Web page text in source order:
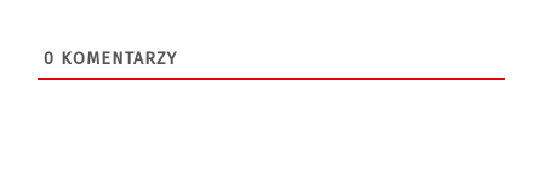
0 KOMENTARZY